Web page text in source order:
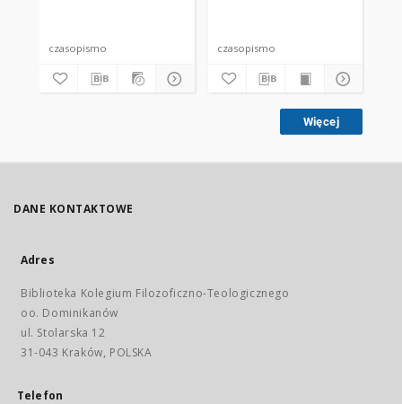
czasopismo czasopismo
Więcej
DANE KONTAKTOWE
Adres
Biblioteka Kolegium Filozoficzno-Teologicznego
oo. Dominikanów
ul. Stolarska 12
31-043 Kraków, POLSKA
Telefon